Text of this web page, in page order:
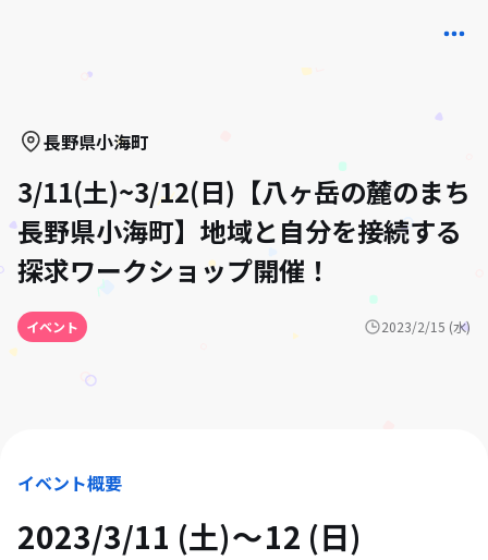
長野県小海町
3/11(土)~3/12(日)【八ヶ岳の麓のまち
長野県小海町】地域と自分を接続する
探求ワークショップ開催！
イベント 2023/2/15 (水)
イベント概要
2023/3/11 (土) 12 (日)